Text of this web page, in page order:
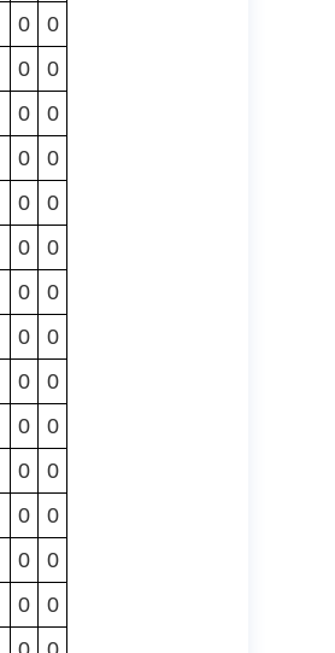
0
0
0
0
0
0
0
0
0
0
0
0
0
0
0 0
0
0
0
0
0 0
0
0
0
0
0
0